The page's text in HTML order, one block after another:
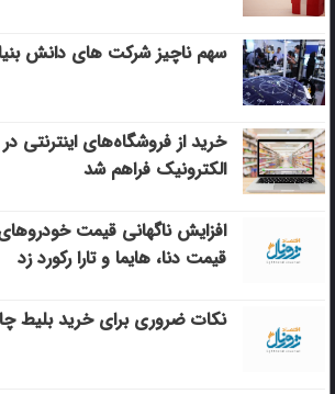
سهم ناچیز شرکت های دانش
خرید از فروشگاه‌های اینترنتی
الکترونیک فراهم شد
افزایش ناگهانی قیمت
قیمت دنا، هایما و تارا رکورد زد
نکات ضروری برای خرید بلیط